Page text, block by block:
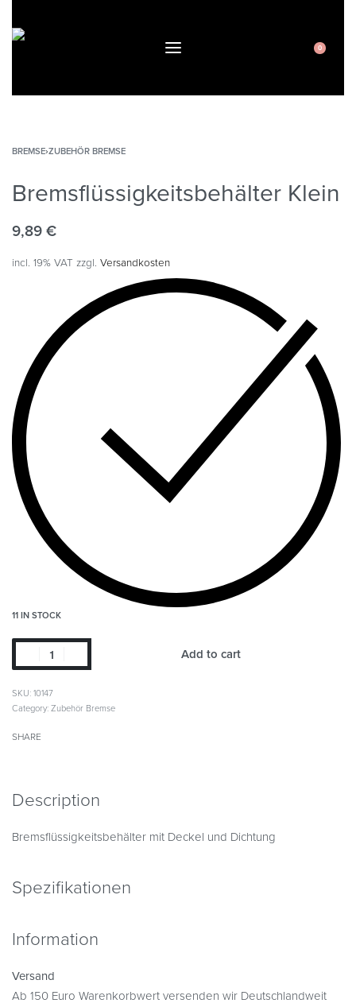
0
BREMSE›ZUBEHÖR BREMSE
Bremsflüssigkeitsbehälter Klein
9,89 €
incl. 19% VAT zzgl. Versandkosten
11 IN STOCK
Add to cart
SKU: 10147
Category: Zubehör Bremse
SHARE
Description
Bremsflüssigkeitsbehälter mit Deckel und Dichtung
Spezifikationen
Information
Versand
Ab 150 Euro Warenkorbwert versenden wir Deutschlandweit